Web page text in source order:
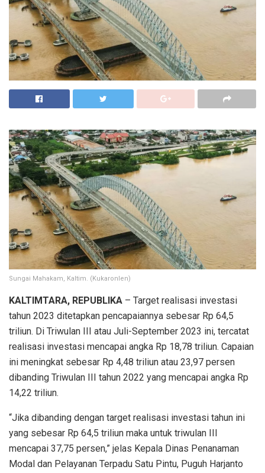
Sungai Mahakam, Kaltim. (Kukaronlen)
KALTIMTARA, REPUBLIKA – Target realisasi investasi
tahun 2023 ditetapkan pencapaiannya sebesar Rp 64,5
triliun. Di Triwulan III atau Juli-September 2023 ini, tercatat
realisasi investasi mencapai angka Rp 18,78 triliun. Capaian
ini meningkat sebesar Rp 4,48 triliun atau 23,97 persen
dibanding Triwulan III tahun 2022 yang mencapai angka Rp
14,22 triliun.
“Jika dibanding dengan target realisasi investasi tahun ini
yang sebesar Rp 64,5 triliun maka untuk triwulan III
mencapai 37,75 persen,” jelas Kepala Dinas Penanaman
Modal dan Pelayanan Terpadu Satu Pintu, Puguh Harjanto